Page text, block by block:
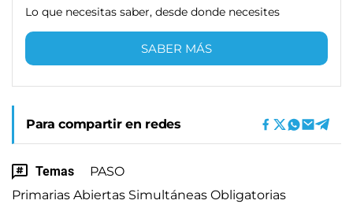
Lo que necesitas saber, desde donde necesites
SABER MÁS
Para compartir en redes
Temas
PASO
Primarias Abiertas Simultáneas Obligatorias